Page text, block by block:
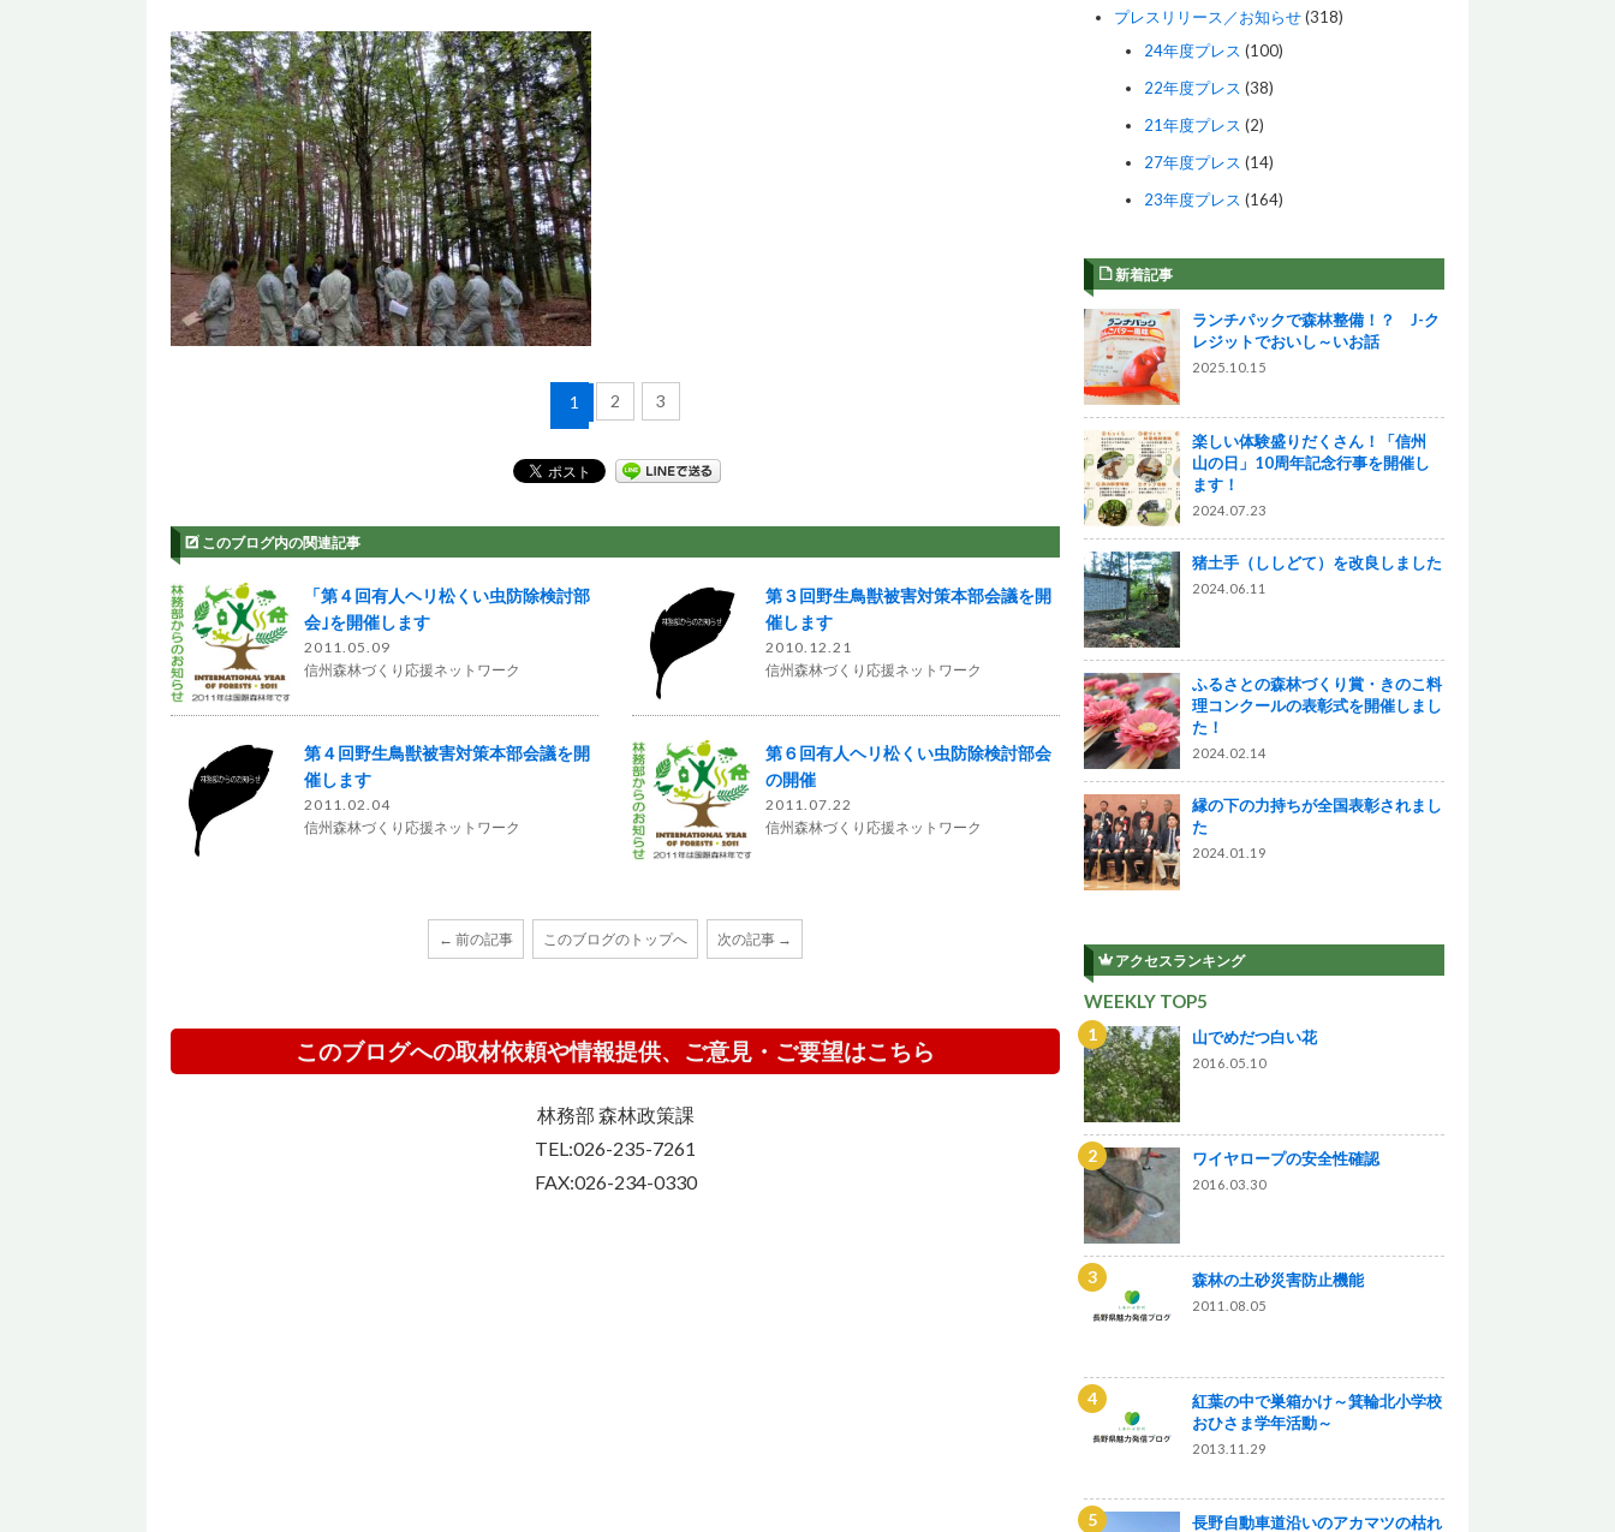
1 2 3
このブログ内の関連記事
「第４回有人ヘリ松くい虫防除検討部
会｣を開催します
2011.05.09
信州森林づくり応援ネットワーク
第３回野生鳥獣被害対策本部会議を開
催します
2010.12.21
信州森林づくり応援ネットワーク
第４回野生鳥獣被害対策本部会議を開
催します
2011.02.04
信州森林づくり応援ネットワーク
第６回有人ヘリ松くい虫防除検討部会
の開催
2011.07.22
信州森林づくり応援ネットワーク
← 前の記事 このブログのトップへ 次の記事 →
このブログへの取材依頼や情報提供、ご意見・ご要望はこちら
林務部 森林政策課
TEL:026-235-7261
FAX:026-234-0330
プレスリリース／お知らせ(318)
24年度プレス (100)
22年度プレス (38)
21年度プレス (2)
27年度プレス (14)
23年度プレス (164)
新着記事
ランチパックで森林整備！？ J-ク
レジットでおいし～いお話
2025.10.15
楽しい体験盛りだくさん！「信州
山の日」10周年記念行事を開催し
ます！
2024.07.23
猪土手（ししどて）を改良しました
2024.06.11
ふるさとの森林づくり賞・きのこ料
理コンクールの表彰式を開催しまし
た！
2024.02.14
縁の下の力持ちが全国表彰されまし
た
2024.01.19
アクセスランキング
WEEKLY TOP5
山でめだつ白い花
2016.05.10
ワイヤロープの安全性確認
2016.03.30
森林の土砂災害防止機能
2011.08.05
紅葉の中で巣箱かけ～箕輪北小学校
おひさま学年活動～
2013.11.29
長野自動車道沿いのアカマツの枯れ